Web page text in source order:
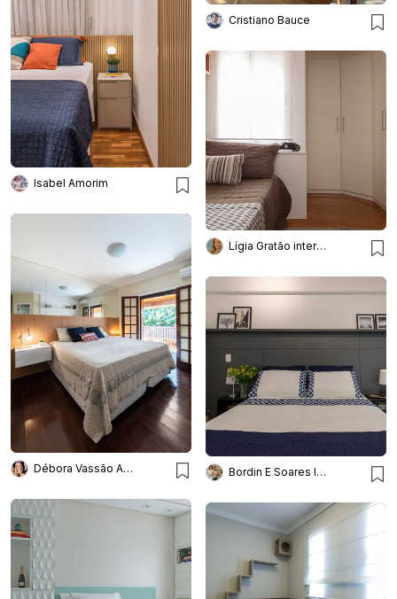
Cristiano Bauce
Isabel Amorim
Lígia Gratão interiores arquitetura
Débora Vassão Arquitetura Bordin E Soares Interiores